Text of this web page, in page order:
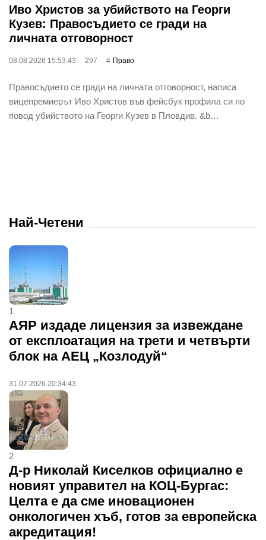
Иво Христов за убийството на Георги
Кузев: Правосъдието се гради на
личната отговорност
08.08.2026 15:53:43 297 Право
Правосъдието се гради на личната отговорност, написа
вицепремиерът Иво Христов във фейсбук профила си по
повод убийството на Георги Кузев в Пловдив. &b…
Най-Четени
1
АЯР издаде лицензия за извеждане
от експлоатация на трети и четвърти
блок на АЕЦ „Козлодуй“
31.07.2026 20:34:43
2
Д-р Николай Киселков официално е
новият управител на КОЦ-Бургас:
Целта е да сме иновационен
онкологичен хъб, готов за европейска
акредитация!